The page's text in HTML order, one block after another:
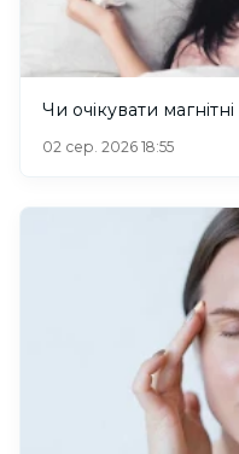
Чи очікувати
02 сер. 2026 18:55